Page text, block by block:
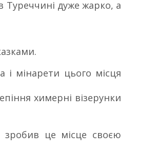
Туреччині дуже жарко, а
і мінарети цього місця
химерні візерунки
зробив це місце своєю